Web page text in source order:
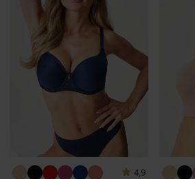
4,9